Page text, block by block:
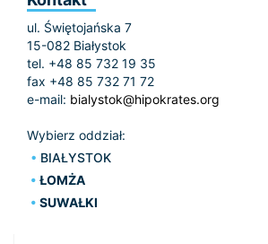
ul. Świętojańska 7
15-082 Białystok
tel. +48 85 732 19 35
fax +48 85 732 71 72
e-mail: bialystok@hipokrates.org
Wybierz oddział:
BIAŁYSTOK
ŁOMŻA
SUWAŁKI